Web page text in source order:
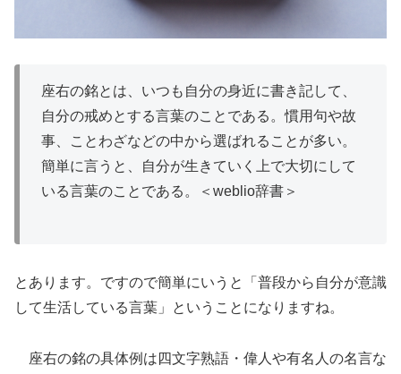
座右の銘とは、いつも自分の身近に書き記して、
自分の戒めとする言葉のことである。慣用句や故
事、ことわざなどの中から選ばれることが多い。
簡単に言うと、自分が生きていく上で大切にして
いる言葉のことである。＜weblio辞書＞
とあります。ですので簡単にいうと「普段から自分が意識
して生活している言葉」ということになりますね。
座右の銘の具体例は四文字熟語・偉人や有名人の名言な